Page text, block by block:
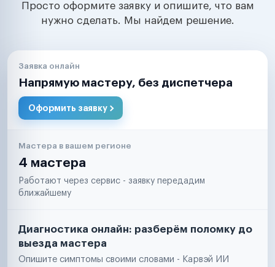
Просто оформите заявку и опишите, что вам
нужно сделать. Мы найдем решение.
Заявка онлайн
Напрямую мастеру, без диспетчера
Оформить заявку
Мастера в вашем регионе
4 мастера
Работают через сервис - заявку передадим
ближайшему
Диагностика онлайн: разберём поломку до
выезда мастера
Опишите симптомы своими словами - Карвэй ИИ